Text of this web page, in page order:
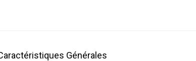
Générales